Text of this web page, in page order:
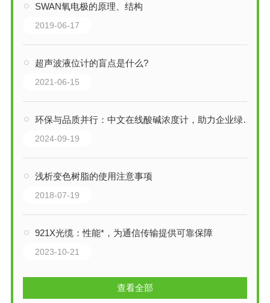
SWAN氧电极的原理、结构
2019-06-17
超声波液位计的盲点是什么?
2021-06-15
环保与品质并行：中文在线酸碱浓度计，助力企业绿色生产与质量控制
2024-09-19
浅析变色树脂的使用注意事项
2018-07-19
921X光缆：性能*，为通信传输提供可靠保障
2023-10-21
查看全部